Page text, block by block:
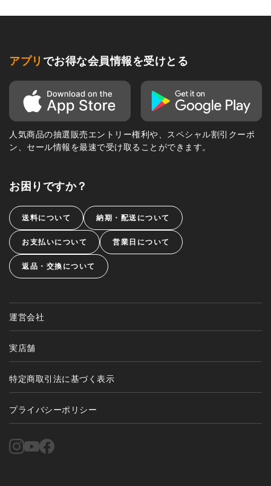
アプリ でお得な会員情報を受けとる
人気商品の抽選販売エントリー権利や、スペシャル割引クーポ
ン、セール情報を最速で受け取ることができます。
お困りですか？
送料について 納期・配送について
お支払いについて 営業日について
返品・交換について
運営会社
実店舗
特定商取引法に基づく表示
プライバシーポリシー